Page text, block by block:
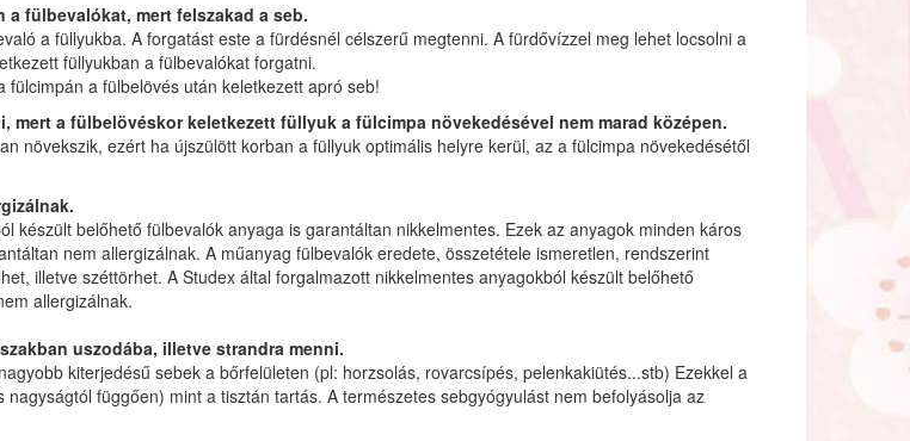
fülbevalókat, mert felszakad a seb.
a füllyukba. A forgatást este a fürdésnél célszerű megtenni. A fürdővízzel meg lehet locsolni a
füllyukban a fülbevalókat forgatni.
a fülbelövés után keletkezett apró seb!
a fülbelövéskor keletkezett füllyuk a fülcimpa növekedésével nem marad középen.
növekszik, ezért ha újszülött korban a füllyuk optimális helyre kerül, az a fülcimpa növekedésétől
készült belőhető fülbevalók anyaga is garantáltan nikkelmentes. Ezek az anyagok minden káros
nem allergizálnak. A műanyag fülbevalók eredete, összetétele ismeretlen, rendszerint
illetve széttörhet. A Studex által forgalmazott nikkelmentes anyagokból készült belőhető
allergizálnak.
uszodába, illetve strandra menni.
kiterjedésű sebek a bőrfelületen (pl: horzsolás, rovarcsípés, pelenkakiütés...stb) Ezekkel a
függően) mint a tisztán tartás. A természetes sebgyógyulást nem befolyásolja az